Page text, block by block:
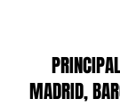
MADRID,